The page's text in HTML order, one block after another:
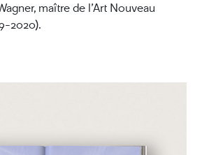
maître de l’Art Nouveau
2020).